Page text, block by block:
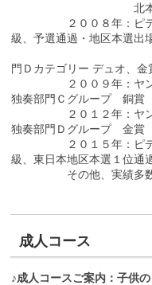
北本ピアノコ
２００８年：ピティ
級、予選通過・地区本選出
〃 グラ
門Ｄカテゴリー デュオ、金
２００９年：ヤング
独奏部門Ｃグループ 銅賞
２０１２年：ヤング
独奏部門Ｄグループ 金賞
２０１５年：ピティ
級、東日本地区本選１位通
その他、実績多数
成人コース
♪成人コースご案内：子供